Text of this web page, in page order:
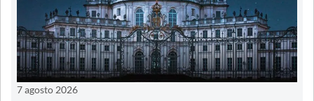
7 agosto 2026